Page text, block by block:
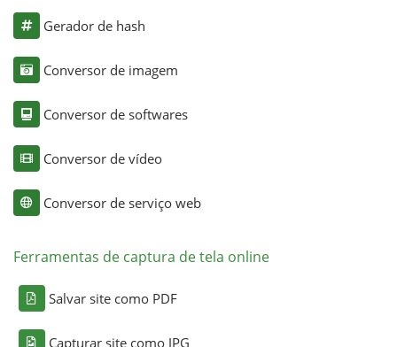
Gerador de hash
Conversor de imagem
Conversor de softwares
Conversor de vídeo
Conversor de serviço web
Ferramentas de captura de tela online
Salvar site como PDF
Capturar site como JPG